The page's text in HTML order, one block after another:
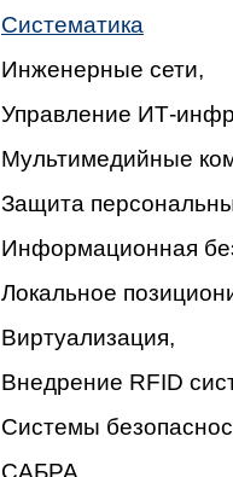
Систематика
Инженерные сети,
Управление ИТ-
Мультимедийные
Защита
Информационная
Локальное
Виртуализация,
Внедрение RFID
Системы
САБРА,